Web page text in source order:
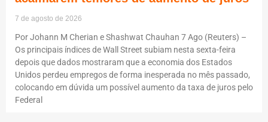
7 de agosto de 2026
Por Johann M Cherian e Shashwat Chauhan 7 Ago (Reuters) –
Os principais índices de Wall Street subiam nesta sexta-feira
depois que dados mostraram que a economia dos Estados
Unidos perdeu empregos de forma inesperada no mês passado,
colocando em dúvida um possível aumento da taxa de juros pelo
Federal